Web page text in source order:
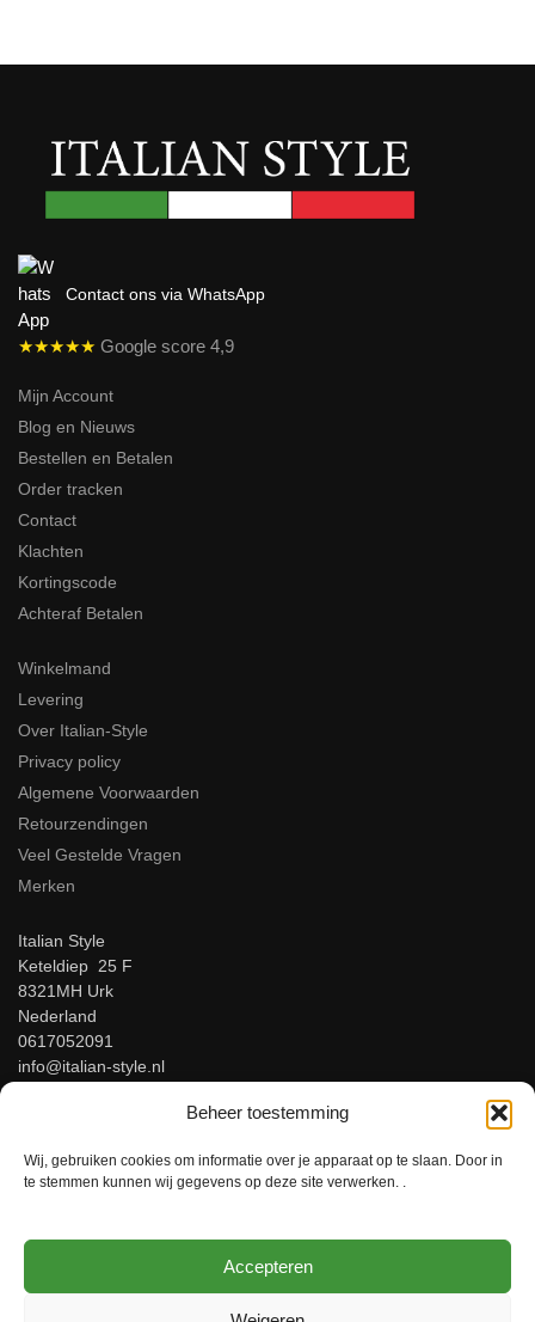
Beheer toestemming
Wij, gebruiken cookies om informatie over je apparaat op te slaan. Door in
te stemmen kunnen wij gegevens op deze site verwerken. .
Accepteren
Contact ons via WhatsApp
★★★★★ Google score 4,9
Mijn Account
Blog en Nieuws
Bestellen en Betalen
Order tracken
Contact
Klachten
Kortingscode
Achteraf Betalen
Winkelmand
Levering
Over Italian-Style
Privacy policy
Algemene Voorwaarden
Retourzendingen
Veel Gestelde Vragen
Merken
Italian Style
Keteldiep 25 F
8321MH Urk
Nederland
0617052091
info@italian-style.nl
BTW: NL866816483B01
Beoordeel ons op Google!